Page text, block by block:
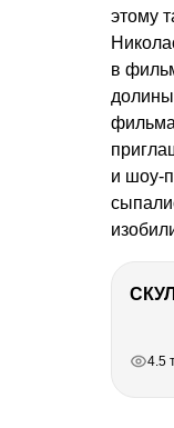
этому
в
и шоу-
4.5